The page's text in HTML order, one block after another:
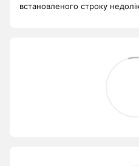
встановленого строку